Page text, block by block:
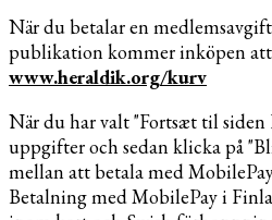
När du betalar en
publikation kommer inköpen att
www.heraldik.org/kurv
När du har valt "Fortsæt til siden
uppgifter och sedan klicka på
mellan att betala med
Betalning med MobilePay i